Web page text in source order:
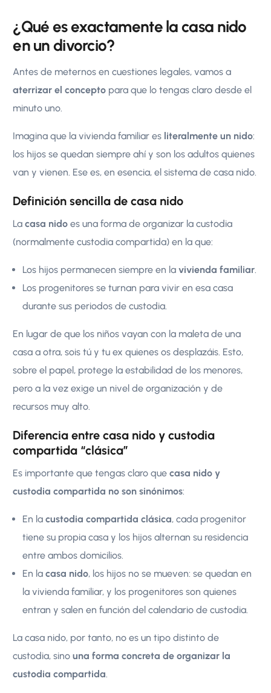
¿Qué es exactamente la casa nido
en un divorcio?
Antes de meternos en cuestiones legales, vamos a
aterrizar el concepto para que lo tengas claro desde el
minuto uno.
Imagina que la vivienda familiar es literalmente un nido:
los hijos se quedan siempre ahí y son los adultos quienes
van y vienen. Ese es, en esencia, el sistema de casa nido.
Definición sencilla de casa nido
Lacasa nido es una forma de organizar la custodia
(normalmente custodia compartida) en la que:
Los hijos permanecen siempre en lavivienda familiar.
Los progenitores se turnan para vivir en esa casa
durante sus periodos de custodia.
En lugar de que los niños vayan con la maleta de una
casa a otra, sois tú y tu ex quienes os desplazáis. Esto,
sobre el papel, protege la estabilidad de los menores,
pero a la vez exige un nivel de organización y de
recursos muy alto.
Diferencia entre casa nido y custodia
compartida “clásica”
Es importante que tengas claro quecasa nido y
custodia compartida no son sinónimos:
En lacustodia compartida clásica, cada progenitor
tiene su propia casa y los hijos alternan su residencia
entre ambos domicilios.
En lacasa nido, los hijos no se mueven: se quedan en
la vivienda familiar, y los progenitores son quienes
entran y salen en función del calendario de custodia.
La casa nido, por tanto, no es un tipo distinto de
custodia, sinouna forma concreta de organizar la
custodia compartida.